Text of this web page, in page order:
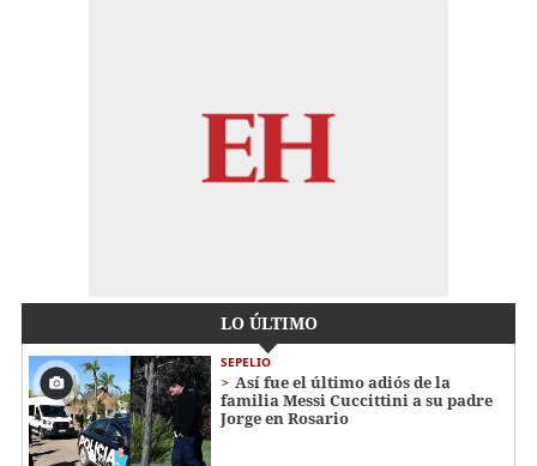
LO ÚLTIMO
SEPELIO
Así fue el último adiós de la
familia Messi Cuccittini a su padre
Jorge en Rosario